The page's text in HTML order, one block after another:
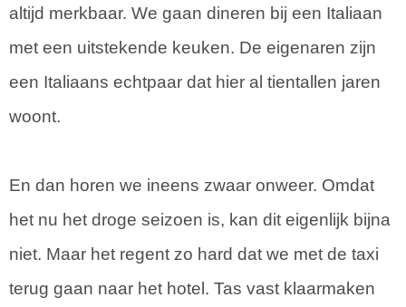
altijd merkbaar. We gaan dineren bij een Italiaan
met een uitstekende keuken. De eigenaren zijn
een Italiaans echtpaar dat hier al tientallen jaren
woont.
En dan horen we ineens zwaar onweer. Omdat
het nu het droge seizoen is, kan dit eigenlijk bijna
niet. Maar het regent zo hard dat we met de taxi
terug gaan naar het hotel. Tas vast klaarmaken